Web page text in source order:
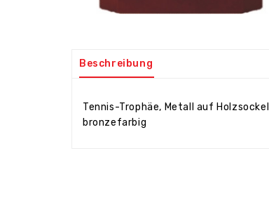
Beschreibung
Tennis-Trophäe, Metall auf Holzsockel
bronzefarbig